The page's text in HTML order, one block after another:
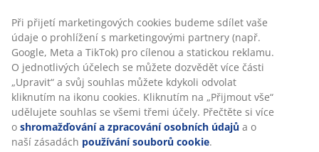
Vánoční filmy a Adventní kalendář: během celého
23. prosince v televizi běží plno vánočních filmů.
Součástí je i pořad Adventní kalendář, který
sleduje většina Dánů. Jeho poslední díl se vysílá
přímo na Štědrý den.
Při přijetí marketingových cookies budeme sdílet vaše
údaje o prohlížení s marketingovými partnery (např.
Google, Meta a TikTok) pro cílenou a statickou reklamu.
O jednotlivých účelech se můžete dozvědět více části
„Upravit“ a svůj souhlas můžete kdykoli odvolat
kliknutím na ikonu cookies. Kliknutím na „Přijmout vše“
udělujete souhlas se všemi třemi účely. Přečtěte si více
o shromažďování a zpracování osobních údajů a o
naší zásadách používání souborů cookie.